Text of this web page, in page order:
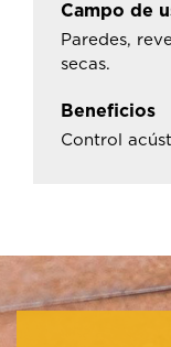
Campo de
Paredes,
secas.
Beneficios
Control